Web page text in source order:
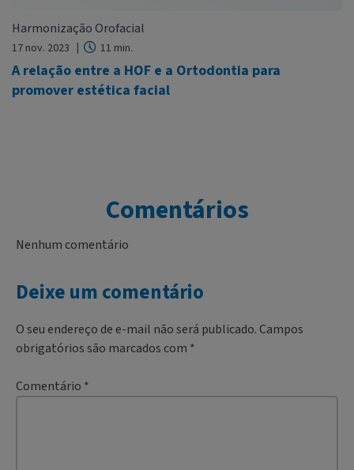
Harmonização Orofacial
17 nov. 2023 11 min.
A relação entre a HOF e a Ortodontia para
promover estética facial
Comentários
Nenhum comentário
Deixe um comentário
O seu endereço de e-mail não será publicado.Campos
obrigatórios são marcados com *
Comentário *